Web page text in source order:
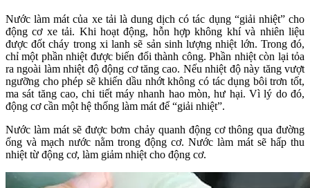
Nước làm mát của xe tải là dung dịch có tác dụng “giải nhiệt” cho
động cơ xe tải. Khi hoạt động, hỗn hợp không khí và nhiên liệu
được đốt cháy trong xi lanh sẽ sản sinh lượng nhiệt lớn. Trong đó,
chỉ một phần nhiệt được biến đổi thành công. Phần nhiệt còn lại tỏa
ra ngoài làm nhiệt độ động cơ tăng cao. Nếu nhiệt độ này tăng vượt
ngưỡng cho phép sẽ khiến dầu nhớt không có tác dụng bôi trơn tốt,
ma sát tăng cao, chi tiết máy nhanh hao mòn, hư hại. Vì lý do đó,
động cơ cần một hệ thống làm mát để “giải nhiệt”.
Nước làm mát sẽ được bơm chảy quanh động cơ thông qua đường
ống và mạch nước nằm trong động cơ. Nước làm mát sẽ hấp thu
nhiệt từ động cơ, làm giảm nhiệt cho động cơ.